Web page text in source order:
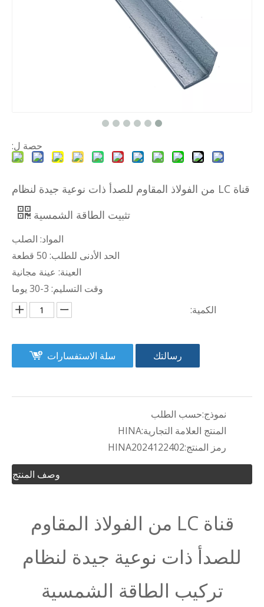
حصة ل:
قناة LC من الفولاذ المقاوم للصدأ ذات نوعية جيدة لنظام
تثبيت الطاقة الشمسية
المواد: الصلب
الحد الأدنى للطلب: 50 قطعة
العينة: عينة مجانية
وقت التسليم: 3-30 يوما
الكمية:
رسالتك سلة الاستفسارات
نموذج:حسب الطلب
المنتج العلامة التجارية:HINA
رمز المنتج:HINA2024122402
وصف المنتج
قناة LC من الفولاذ المقاوم
للصدأ ذات نوعية جيدة لنظام
تركيب الطاقة الشمسية